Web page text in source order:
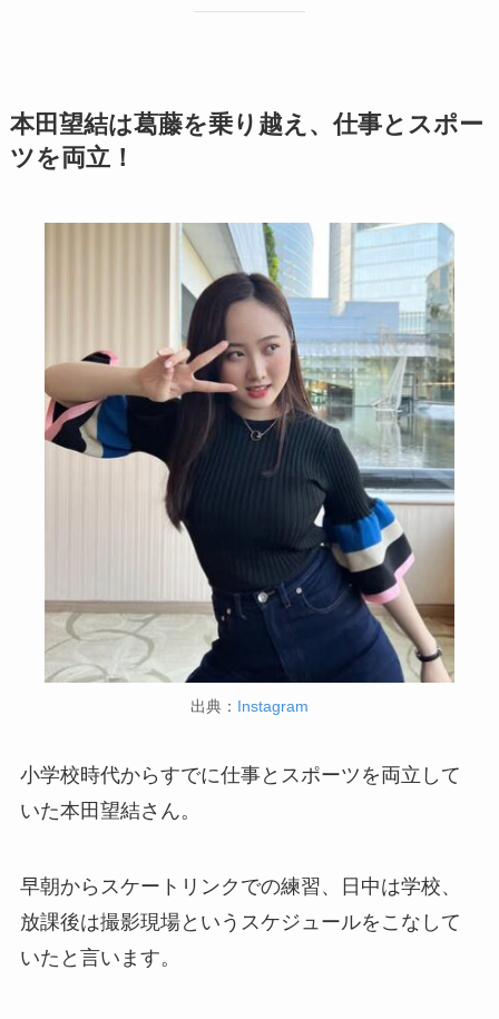
本田望結は葛藤を乗り越え、仕事とスポー
ツを両立！
出典： Instagram
小学校時代からすでに仕事とスポーツを両立して
いた本田望結さん。
早朝からスケートリンクでの練習、日中は学校、
放課後は撮影現場というスケジュールをこなして
いたと言います。